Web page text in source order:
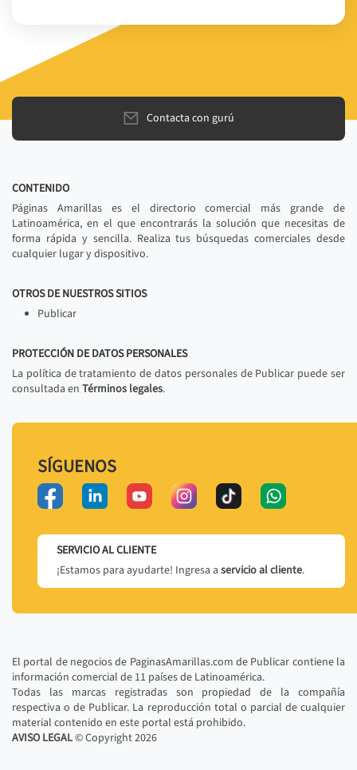
Contacta con gurú
CONTENIDO
Páginas Amarillas es el directorio comercial más grande de
Latinoamérica, en el que encontrarás la solución que necesitas de
forma rápida y sencilla. Realiza tus búsquedas comerciales desde
cualquier lugar y dispositivo.
OTROS DE NUESTROS SITIOS
Publicar
PROTECCIÓN DE DATOS PERSONALES
La política de tratamiento de datos personales de Publicar puede ser
consultada en Términos legales.
SÍGUENOS
SERVICIO AL CLIENTE
¡Estamos para ayudarte! Ingresa a servicio al cliente.
El portal de negocios de PaginasAmarillas.com de Publicar contiene la
información comercial de 11 países de Latinoamérica.
Todas las marcas registradas son propiedad de la compañía
respectiva o de Publicar. La reproducción total o parcial de cualquier
material contenido en este portal está prohibido.
AVISO LEGAL© Copyright2026